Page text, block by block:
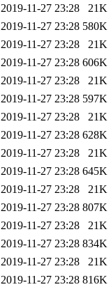
2019-11-27 23:28
21K
2019-11-27 23:28 580K
2019-11-27 23:28
21K
2019-11-27 23:28 606K
2019-11-27 23:28
21K
2019-11-27 23:28 597K
2019-11-27 23:28
21K
2019-11-27 23:28 628K
2019-11-27 23:28
21K
2019-11-27 23:28 645K
2019-11-27 23:28
21K
2019-11-27 23:28 807K
2019-11-27 23:28
21K
2019-11-27 23:28 834K
2019-11-27 23:28
21K
2019-11-27 23:28 816K